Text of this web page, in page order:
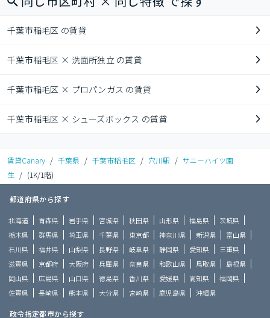
千葉市稲毛区 の賃貸
千葉市稲毛区 × 洗面所独立 の賃貸
千葉市稲毛区 × プロパンガス の賃貸
千葉市稲毛区 × シューズボックス の賃貸
賃貸Canary / 千葉県 / 千葉市稲毛区 / 穴川駅 / サニーハイツ園
生 / (1K/1階)
都道府県から探す
北海道 青森県 岩手県 宮城県 秋田県 山形県 福島県
茨城県
栃木県
群馬県 埼玉県 千葉県 東京都 神奈川県 新潟県
富山県
石川県
福井県 山梨県 長野県 岐阜県 静岡県 愛知県
三重県
滋賀県
京都府 大阪府 兵庫県 奈良県 和歌山県 鳥取県
島根県
岡山県
広島県 山口県 徳島県 香川県 愛媛県 高知県
福岡県
佐賀県
長崎県 熊本県 大分県 宮崎県 鹿児島県 沖縄県
政令指定都市から探す